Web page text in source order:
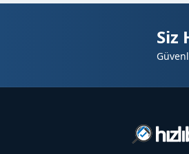
✅ Gayrimenkul ve
✅ Sağlık ve hizmet
✅ Startup ve girişim
✅ Türkiye genelinde
Siz